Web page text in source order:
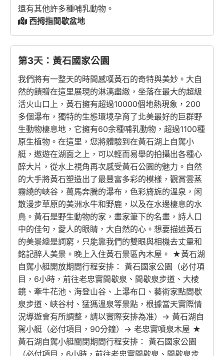
還有其他許多種哺乳動物。
西拇指間歇盆地
第3天：黃石國家公園
我們將有一整天的時間感嘆黃石的奇特與美妙。大自
然的饋贈在這里展現的淋漓盡緻，坐落在最大的超級
活火山口上，黃石擁有超過10000個地熱現象，200
多個瀑布，獨特的生態環境孕育了北美最好的巨群野
生動物棲息地，它擁有60余種哺乳動物，超過1100種
原生植物。在這里，您將體驗到在黃石湖上自駕小
艇，遨遊在湖面之上，可以輕而易舉的拍攝出各種心
醉大片，從水上視角再次感受黃石公園的魅力。自然
的大手將黃石塑造出了最豐富多彩的模樣，觀賞雲蒸
霧繞的峽谷，萬馬奔騰的瀑布，色彩旖旎的溫泉，闲
散漫步草原的美洲水牛和野鹿，以及在水邊棲息的水
鳥。黃石是野生動物的家，畫家筆下的名畫，詩人口
中的佳句，愛人的眼睛，大自然的心。想要描述黃石
的美景總是詞窮，只能靠我們的雙眼與相機去丈量和
銘記醉人美景。晚上入住黃石景區內木屋。 ★黃石湖
自駕小艇開放期間行程安排： 黃石國家公園（必付項
目，6小時，前往老忠實間歇泉、間歇泉步道、大棱
鏡、牽牛花池、海登山谷、上瀑布口、藝術家點間歇
泉步道、峽谷村、猛獁溫泉等景點，根據當天實際情
況導遊會有所調整，請以實際安排為准）→ 黃石湖自
駕小艇（必付項目，90分鐘）→ 老忠實噴泉木屋 ★
黃石湖自駕小艇關閉期間行程安排： 黃石國家公園
（必付項目，6小時，前往老忠實間歇泉、間歇泉步